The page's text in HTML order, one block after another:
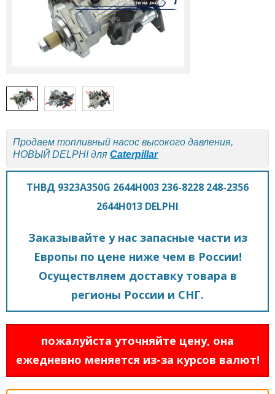
Продаем топливный насос высокого давления,
НОВЫЙ DELPHI для Caterpillar
ТНВД 9323A350G 2644H003 236-8228 248-2356
2644H013 DELPHI
Заказывайте у нас запасные части из
Европы по цене ниже чем в России!
Осуществляем доставку товара в
регионы России и СНГ.
пожалуйста уточняйте цену, она
ежедневно меняется из-за курсов валют!